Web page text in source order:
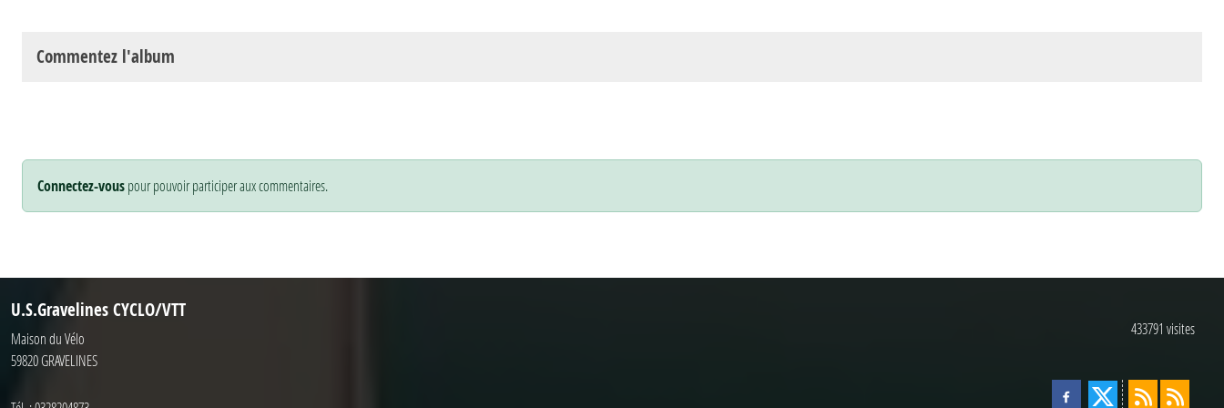
Commentez l'album
Connectez-vouspour pouvoir participer aux commentaires.
U.S.Gravelines CYCLO/VTT
Maison du Vélo
59820GRAVELINES
433791 visites